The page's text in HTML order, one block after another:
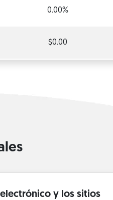
0.00%
$0.00
y los sitios